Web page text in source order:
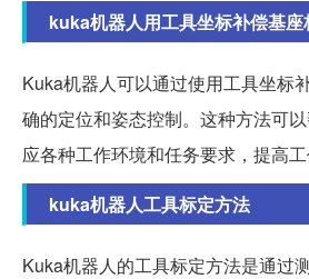
kuka机器人用工具坐标补偿基座
Kuka机器人可以通过使用工具坐标
确的定位和姿态控制。这种方法可
应各种工作环境和任务要求，提高工
kuka机器人工具标定方法
Kuka机器人的工具标定方法是通过